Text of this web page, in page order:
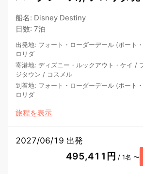
船名: Disney Destiny
日数: 7泊
出発地: フォート・ローダーデール (ポート
ロリダ
寄港地: ディズニー・ルックアウト・ケイ /
ジタウン / コスメル
到着地: フォート・ローダーデール (ポート
ロリダ
旅程を表示
2027/06/19 出発
495,411円 / 1名 〜